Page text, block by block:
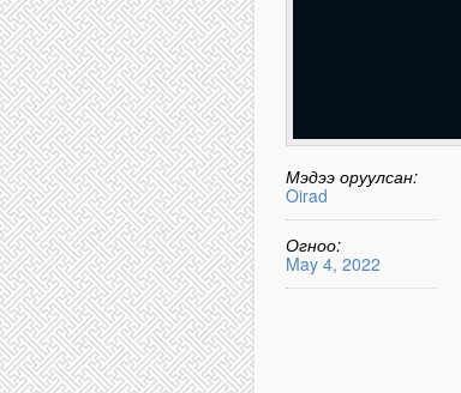
Мэдээ оруулсан:
Oirad
Огноо:
May 4, 2022